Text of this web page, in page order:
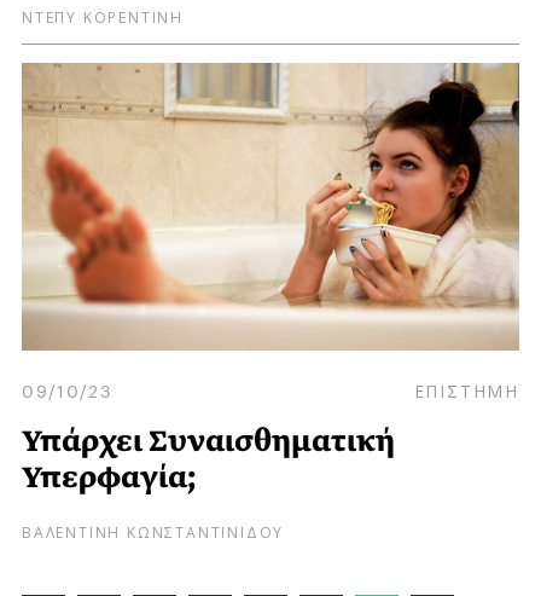
ΝΤΕΠΥ ΚΟΡΕΝΤΙΝΗ
09/10/23 ΕΠΙΣΤΗΜΗ
Υπάρχει Συναισθηματική
Υπερφαγία;
ΒΑΛΕΝΤΙΝΗ ΚΩΝΣΤΑΝΤΙΝΙΔΟΥ